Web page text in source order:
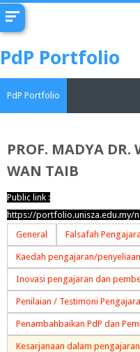
Langkau
utama
PdP Portfolio
PdP Portfolio
CoMAE-i
Bahasa Melayu ‎(ms)‎
PROF. MADYA
WAN TAIB
Public link :
https://portfolio.unisza.edu.my/
General
Falsafah
Kaedah pengajaran/
Inovasi pengajaran dan
Penilaian / Testimoni
Penambahbaikan PdP dan
Kesarjanaan dalam